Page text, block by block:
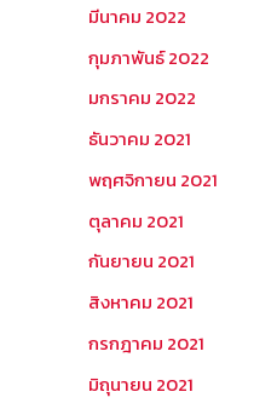
มีนาคม 2022
กุมภาพันธ์ 2022
มกราคม 2022
ธันวาคม 2021
พฤศจิกายน 2021
ตุลาคม 2021
กันยายน 2021
สิงหาคม 2021
กรกฎาคม 2021
มิถุนายน 2021